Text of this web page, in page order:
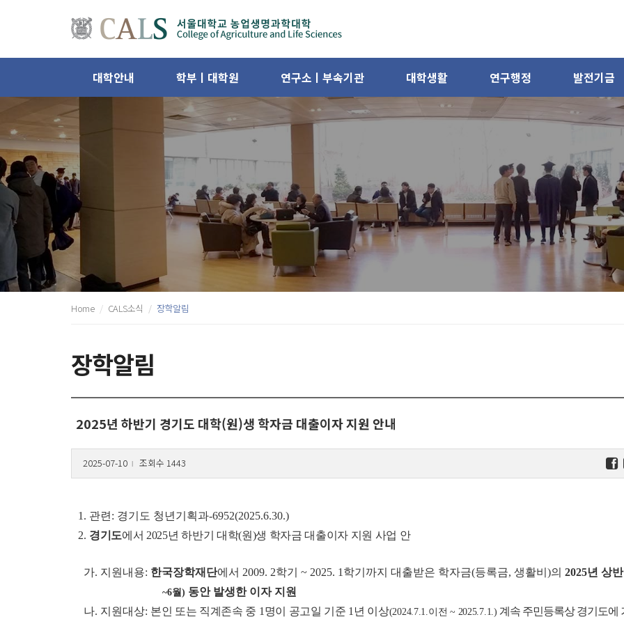
대학안내 학부ㅣ대학원 연구소ㅣ부속기관 대학생활 연구행정 발전기금
Home CALS소식 장학알림
장학알림
2025년 하반기 경기도 대학(원)생 학자금 대출이자 지원 안내
2025-07-10 l 조회수 1443
1. 관련: 경기도 청년기획과-6952(2025.6.30.)
2. 경기도에서 2025년 하반기 대학(원)생 학자금 대출이자 지원 사업 안
가. 지원내용: 한국장학재단에서 2009. 2학기 ~ 2025. 1학기까지 대출받은 학자금(등록금, 생활비)의 2025년 상
~6월) 동안 발생한 이자 지원
나. 지원대상: 본인 또는 직계존속 중 1명이 공고일 기준 1년 이상(2024.7.1.이전 ~ 2025.7.1.) 계속 주민등록상 경기도에